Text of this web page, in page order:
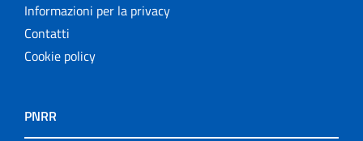
Informazioni per la privacy
Contatti
Cookie policy
PNRR